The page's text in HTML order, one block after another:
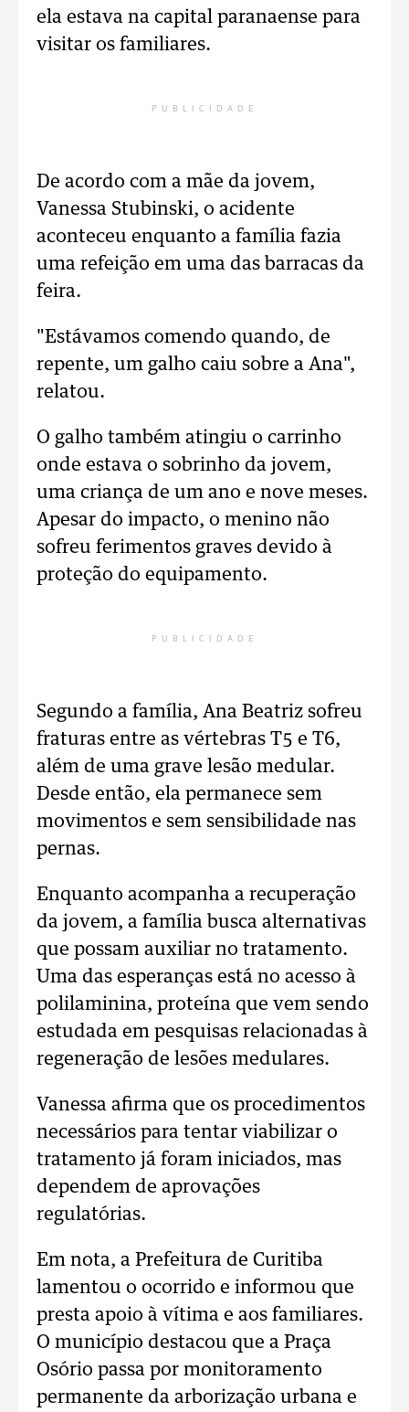
ela estava na capital paranaense para
visitar os familiares.
PUBLICIDADE
De acordo com a mãe da jovem,
Vanessa Stubinski, o acidente
aconteceu enquanto a família fazia
uma refeição em uma das barracas da
feira.
"Estávamos comendo quando, de
repente, um galho caiu sobre a Ana",
relatou.
O galho também atingiu o carrinho
onde estava o sobrinho da jovem,
uma criança de um ano e nove meses.
Apesar do impacto, o menino não
sofreu ferimentos graves devido à
proteção do equipamento.
PUBLICIDADE
Segundo a família, Ana Beatriz sofreu
fraturas entre as vértebras T5 e T6,
além de uma grave lesão medular.
Desde então, ela permanece sem
movimentos e sem sensibilidade nas
pernas.
Enquanto acompanha a recuperação
da jovem, a família busca alternativas
que possam auxiliar no tratamento.
Uma das esperanças está no acesso à
polilaminina, proteína que vem sendo
estudada em pesquisas relacionadas à
regeneração de lesões medulares.
Vanessa afirma que os procedimentos
necessários para tentar viabilizar o
tratamento já foram iniciados, mas
dependem de aprovações
regulatórias.
Em nota, a Prefeitura de Curitiba
lamentou o ocorrido e informou que
presta apoio à vítima e aos familiares.
O município destacou que a Praça
Osório passa por monitoramento
permanente da arborização urbana e